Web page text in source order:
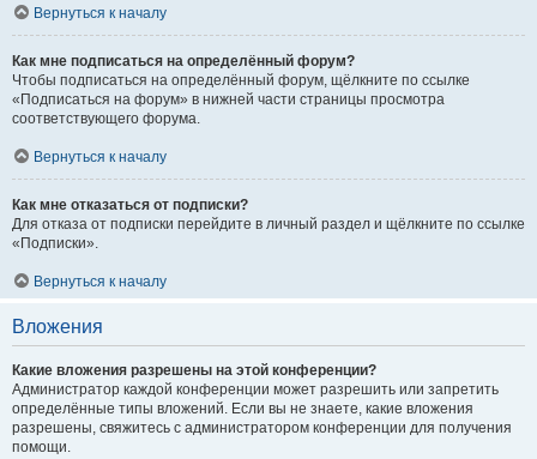
Вернуться к началу
Как мне подписаться на определённый форум?
Чтобы подписаться на определённый форум, щёлкните по ссылке
«Подписаться на форум» в нижней части страницы просмотра
соответствующего форума.
Вернуться к началу
Как мне отказаться от подписки?
Для отказа от подписки перейдите в личный раздел и щёлкните по ссылке
«Подписки».
Вернуться к началу
Вложения
Какие вложения разрешены на этой конференции?
Администратор каждой конференции может разрешить или запретить
определённые типы вложений. Если вы не знаете, какие вложения
разрешены, свяжитесь с администратором конференции для получения
помощи.